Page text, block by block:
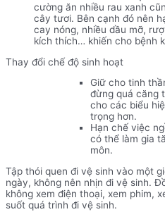
cường ăn nhiều rau xanh
cây tươi. Bên cạnh đó nên
cay nóng, nhiều dầu mỡ,
kích thích… khiến cho bệnh
Thay đổi chế độ sinh hoạt
Giữ cho tinh
đừng quá căng
cho các biểu
trọng hơn.
Hạn chế việc
có thể làm gia
môn.
Tập thói quen đi vệ sinh vào một
ngày, không nên nhịn đi vệ sinh.
không xem điện thoại, xem phim,
suốt quá trình đi vệ sinh.